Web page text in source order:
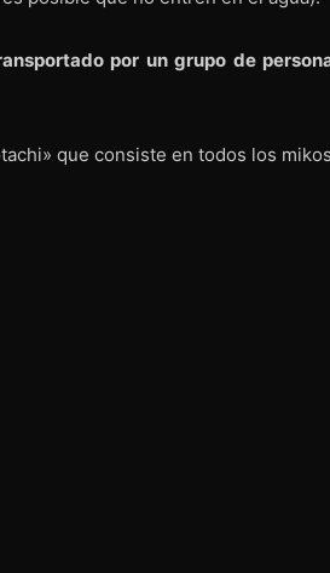
por un grupo de
que consiste en todos los